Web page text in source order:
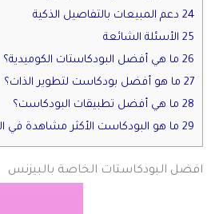
24 دعم المبيعات بالتفاصيل الذكية
25 الأسئلة الشائعة
26 ما هي أفضل البودكاستات الكوميدية؟
27 ما هو أفضل بودكاست لتطوير الذات؟
28 ما هي أفضل تطبيقات البودكاست؟
29 ما هو البودكاست الأكثر مشاهدة في العالم؟
افضل البودكاستات الخاصة بالبيزنس